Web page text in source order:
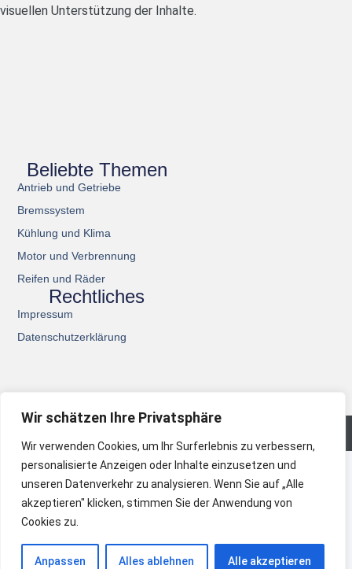
Wir schätzen Ihre Privatsphäre
Wir verwenden Cookies, um Ihr Surferlebnis zu verbessern,
personalisierte Anzeigen oder Inhalte einzusetzen und
unseren Datenverkehr zu analysieren. Wenn Sie auf „Alle
akzeptieren" klicken, stimmen Sie der Anwendung von
Cookies zu.
Anpassen Alles ablehnen Alle akzeptieren
visuellen Unterstützung der Inhalte.
Beliebte Themen
Antrieb und Getriebe
Bremssystem
Kühlung und Klima
Motor und Verbrennung
Reifen und Räder
Rechtliches
Impressum
Datenschutzerklärung
© 2026 All Rights Reserved.